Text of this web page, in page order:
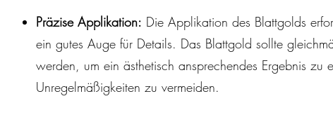
Präzise Applikation: Die Applikation des Blattgolds
ein gutes Auge für Details. Das Blattgold sollte
werden, um ein ästhetisch ansprechendes Ergebnis zu
Unregelmäßigkeiten zu vermeiden.